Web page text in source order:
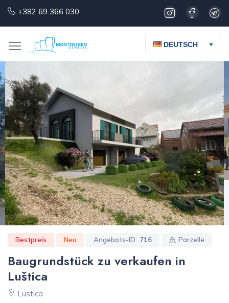
+382 69 366 030
DEUTSCH
Bestpreis Neu Angebots-ID: 716 Parzelle
Baugrundstück zu verkaufen in
Luštica
Lustica